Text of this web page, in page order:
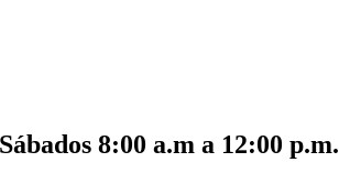
8:00 a.m a 12:00 p.m.